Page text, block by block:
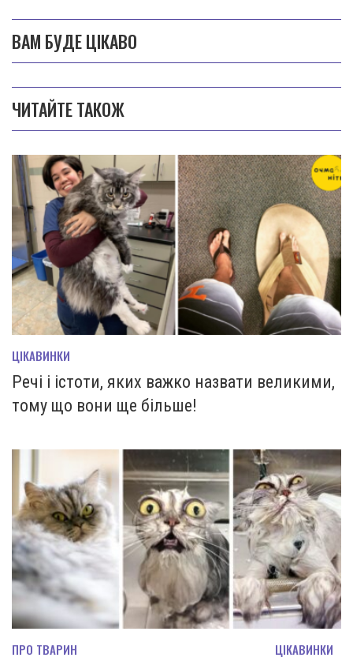
ВАМ БУДЕ ЦІКАВО
ЧИТАЙТЕ ТАКОЖ
ЦІКАВИНКИ
Речі і істоти, яких важко назвати великими,
тому що вони ще більше!
ПРО ТВАРИН ЦІКАВИНКИ